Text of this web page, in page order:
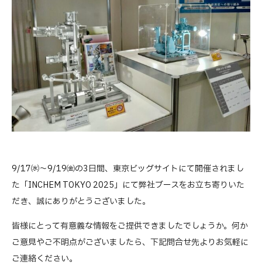
9/17㈬～9/19㈮の3日間、東京ビッグサイトにて開催されまし
た「INCHEM TOKYO 2025」にて弊社ブースをお立ち寄りいた
だき、誠にありがとうございました。
皆様にとって有意義な情報をご提供できましたでしょうか。何か
ご意見やご不明点がございましたら、下記問合せ先よりお気軽に
ご連絡ください。